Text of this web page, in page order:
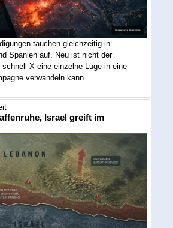
tauchen gleichzeitig in
Spanien auf. Neu ist nicht der
X eine einzelne Lüge in eine
verwandeln kann....
Israel greift im